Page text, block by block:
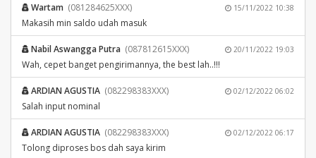
15/11/2022 10:38
Wartam (081284625XXX)
Makasih min saldo udah masuk
20/11/2022 19:03
Nabil Aswangga Putra (087812615XXX)
Wah, cepet banget pengirimannya, the best lah..!!!
02/12/2022 06:02
ARDIAN AGUSTIA (082298383XXX)
Salah input nominal
02/12/2022 06:17
ARDIAN AGUSTIA (082298383XXX)
Tolong diproses bos dah saya kirim